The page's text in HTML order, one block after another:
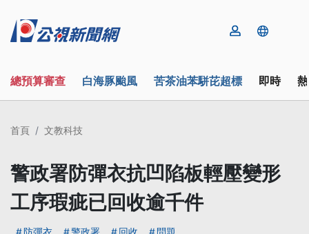
總預算審查 白海豚颱風 苦茶油苯駢芘超標 即時
首頁 文教科技
警政署防彈衣抗凹陷板輕壓變形
工序瑕疵已回收逾千件
防彈衣 警政署 回收 問題